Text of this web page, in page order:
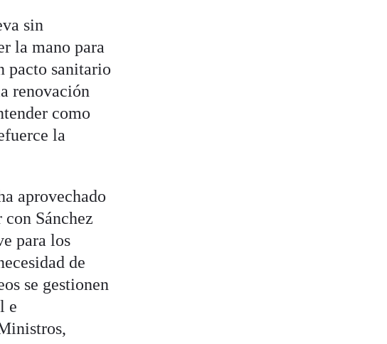
sin
la mano para
pacto sanitario
renovación
como
la
aprovechado
Sánchez
para los
de
se gestionen
e